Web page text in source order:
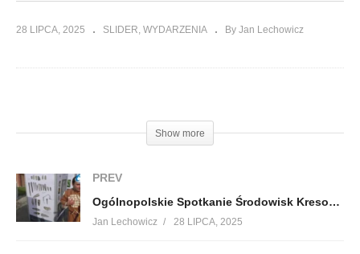
28 LIPCA, 2025 SLIDER WYDARZENIA By Jan Lechowicz
Show more
PREV
Ogólnopolskie Spotkanie Środowisk Kresowych 2025 cz. 8
Jan Lechowicz 28 LIPCA, 2025